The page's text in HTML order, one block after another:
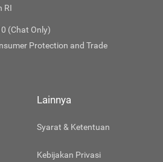
RI
(Chat Only)
Protection and Trade
Lainnya
Syarat & Ketentuan
Kebijakan Privasi